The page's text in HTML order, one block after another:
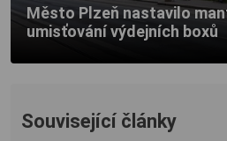
Město Plzeň nastavilo
umisťování výdejních boxů
Související články